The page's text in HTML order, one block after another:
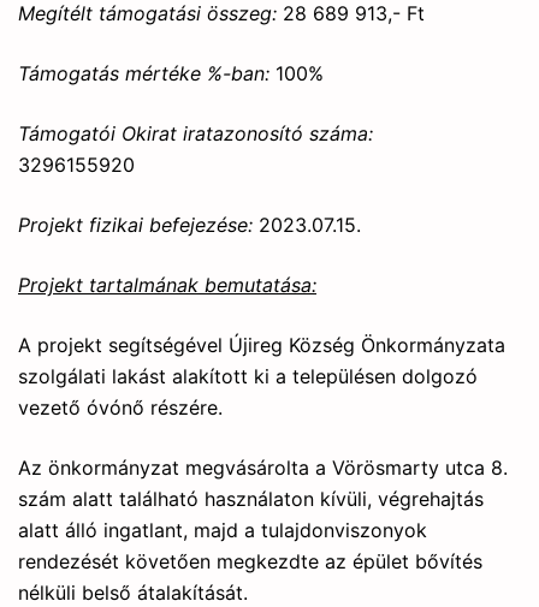
Megítélt támogatási összeg: 28 689 913,- Ft
Támogatás mértéke %-ban: 100%
Támogatói Okirat iratazonosító száma:
3296155920
Projekt fizikai befejezése: 2023.07.15.
Projekt tartalmának bemutatása:
A projekt segítségével Újireg Község Önkormányzata
szolgálati lakást alakított ki a településen dolgozó
vezető óvónő részére.
Az önkormányzat megvásárolta a Vörösmarty utca 8.
szám alatt található használaton kívüli, végrehajtás
alatt álló ingatlant, majd a tulajdonviszonyok
rendezését követően megkezdte az épület bővítés
nélküli belső átalakítását.